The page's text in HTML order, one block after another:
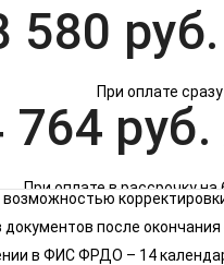
580
При оплате сразу
764 руб.
При оплате в рассрочку на
382 руб.
документов после
в ФИС ФРДО – 14